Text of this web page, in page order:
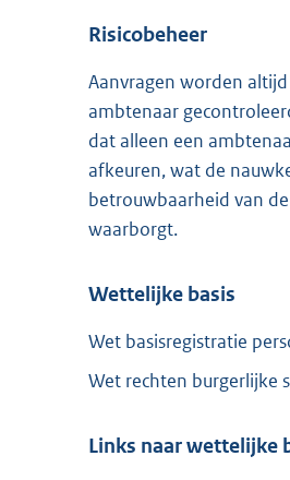
Risicobeheer
Aanvragen worden
ambtenaar
dat alleen een
afkeuren, wat de
betrouwbaarheid van
waarborgt.
Wettelijke basis
Wet basisregistratie
Wet rechten burgerlijke
Links naar wettelijke